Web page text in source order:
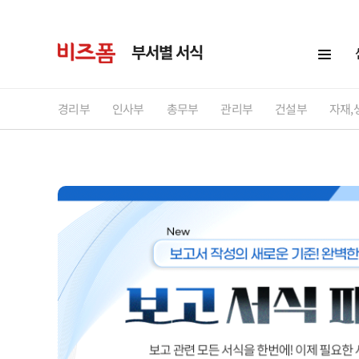
부서별 서식
경리부 인사부 총무부 관리부 건설부 자재,